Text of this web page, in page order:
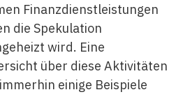
Finanzdienstleistungen
die Spekulation
wird. Eine
über diese Aktivitäten
einige Beispiele